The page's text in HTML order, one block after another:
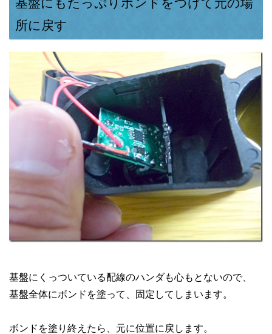
所に戻す
基盤にくっついている配線のハンダも心もとないので、
基盤全体にボンドを塗って、固定してしまいます。
ボンドを塗り終えたら、元に位置に戻します。